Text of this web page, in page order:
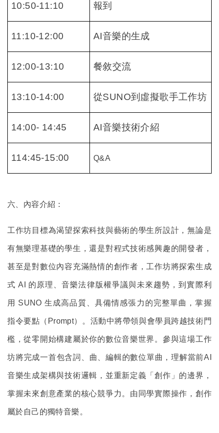
10:50-11:10 報到
11:10-12:00 AI音樂的生成
12:00-13:10 餐敘交流
13:10-14:00 從SUNO到虛擬歌手工作坊
14:00- 14:45 AI音樂技術介紹
114:45-15:00 Q&A
六、內容介紹：
工作坊目標為渴望探索科技與藝術的學生所設計，無論是
有無樂理基礎的學生，還是對程式技術感興趣的開發者，
甚至是對數位內容充滿熱情的創作者，工作坊將探索生成
式 AI 的原理、音樂法律版權爭議與未來趨勢，到實際利
用 SUNO 生成高品質、具備情感張力的完整單曲，掌握
指令要點（Prompt）。活動中將帶領與會學員跨越技術門
檻，從零開始構建屬於你的數位音樂世界。參與這場工作
坊將完成一首包含詞、曲、編輯的數位單曲，理解當前AI
音樂生成架構與技術邏輯，並重新定義「創作」的邊界，
掌握未來創意產業的核心競爭力。由同學實際操作，創作
屬於自己的獨特音樂。